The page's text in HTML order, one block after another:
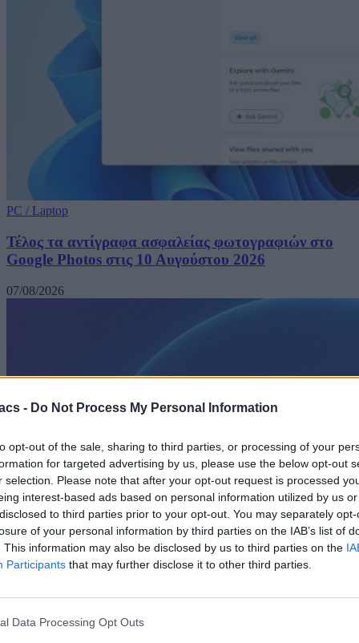
- Do Not Process My Personal Information
opt-out of the sale, sharing to third parties, or processing of your
for targeted advertising by us, please use the below opt-out
selection. Please note that after your opt-out request is processed
interest-based ads based on personal information utilized by us
to third parties prior to your opt-out. You may separately
of your personal information by third parties on the IAB’s list of
This information may also be disclosed by us to third parties on the
Participants that may further disclose it to other third parties.
Data Processing Opt Outs
PC / Laptop
Τέλος τα αντίγραφα ασφαλείας φωτογραφιών στο
Google Photos στις 10 Αυγούστου 2026
07/08/2026